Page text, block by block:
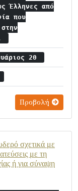
Έλληνες από
που
20
Προβολή
σχετικά με
με τη
ή για σύναψη